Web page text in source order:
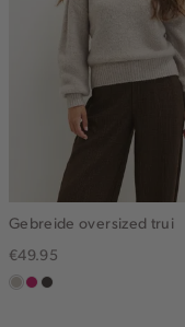
Gebreide oversized trui
€49.95
taupe,
rose,choco